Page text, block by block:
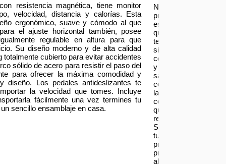
resistencia magnética, tiene monitor
velocidad, distancia y calorías. Esta
ergonómico, suave y cómodo al que
el ajuste horizontal también, posee
regulable en altura para que
Su diseño moderno y de alta calidad
cubierto para evitar accidentes
sólido de acero para resistir el paso del
para ofrecer la máxima comodidad y
diseño. Los pedales antideslizantes te
la velocidad que tomes. Incluye
fácilmente una vez termines tu
sencillo ensamblaje en casa.
Nuestra
prioridad
es
que
te
sientas
contento
y
satisfecho
con
las
compras
que
realizas.
Si
tu
producto
presenta
alguna